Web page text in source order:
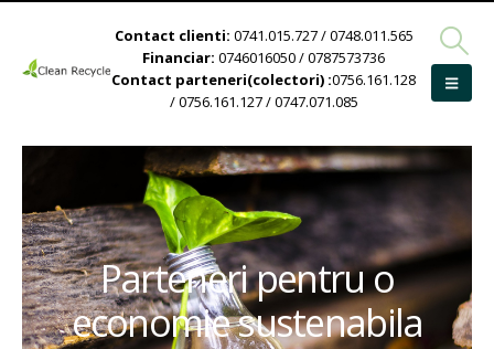
Contact clienti: 0741.015.727 / 0748.011.565
Financiar: 0746016050 / 0787573736
Contact parteneri(colectori) :0756.161.128
/ 0756.161.127 / 0747.071.085
Parteneri pentru o
economie sustenabila